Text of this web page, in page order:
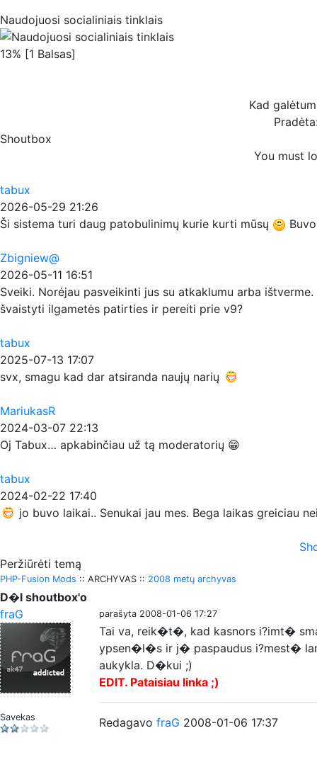
Naudojuosi socialiniais tinklais
13% [1 Balsas]
Kad
Shoutbox
You must
tabux
2026-05-29 21:26
Ši sistema turi daug patobulinimų kurie kurti mūsų
Zbigniew@
2026-05-11 16:51
Sveiki. Norėjau pasveikinti jus su atkaklumu arba
švaistyti ilgametės patirties ir pereiti prie v9?
tabux
2025-07-13 17:07
svx, smagu kad dar atsiranda naujų narių
MariukasR
2024-03-07 22:13
Oj Tabux… apkabinčiau už tą moderatorių 😁
tabux
2024-02-22 17:40
jo buvo laikai.. Senukai jau mes. Bega laikas greiciau
Peržiūrėti temą
PHP-Fusion Mods :: ARCHYVAS :: 2008 metų archyvas
D�l shoutbox'o
fraG
parašyta 2008-01-06 17:27
Savekas
Tai va, reik�t�, kad kasnors i?imt�
ypsen�l�s ir j� paspaudus i?mest�
aukykla. D�kui ;)
EDIT. Pataisiau linka ;)
Redagavo fraG 2008-01-06 17:37